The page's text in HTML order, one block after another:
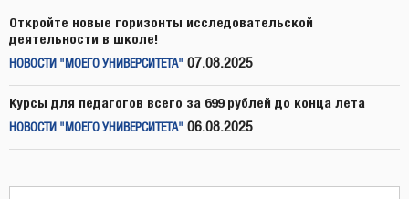
Откройте новые горизонты исследовательской
деятельности в школе!
НОВОСТИ "МОЕГО УНИВЕРСИТЕТА" 07.08.2025
Курсы для педагогов всего за 699 рублей до конца лета
НОВОСТИ "МОЕГО УНИВЕРСИТЕТА" 06.08.2025